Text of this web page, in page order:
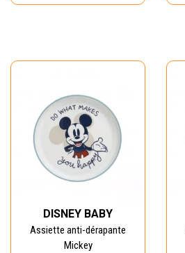
DISNEY BABY
Assiette anti-dérapante
Mickey